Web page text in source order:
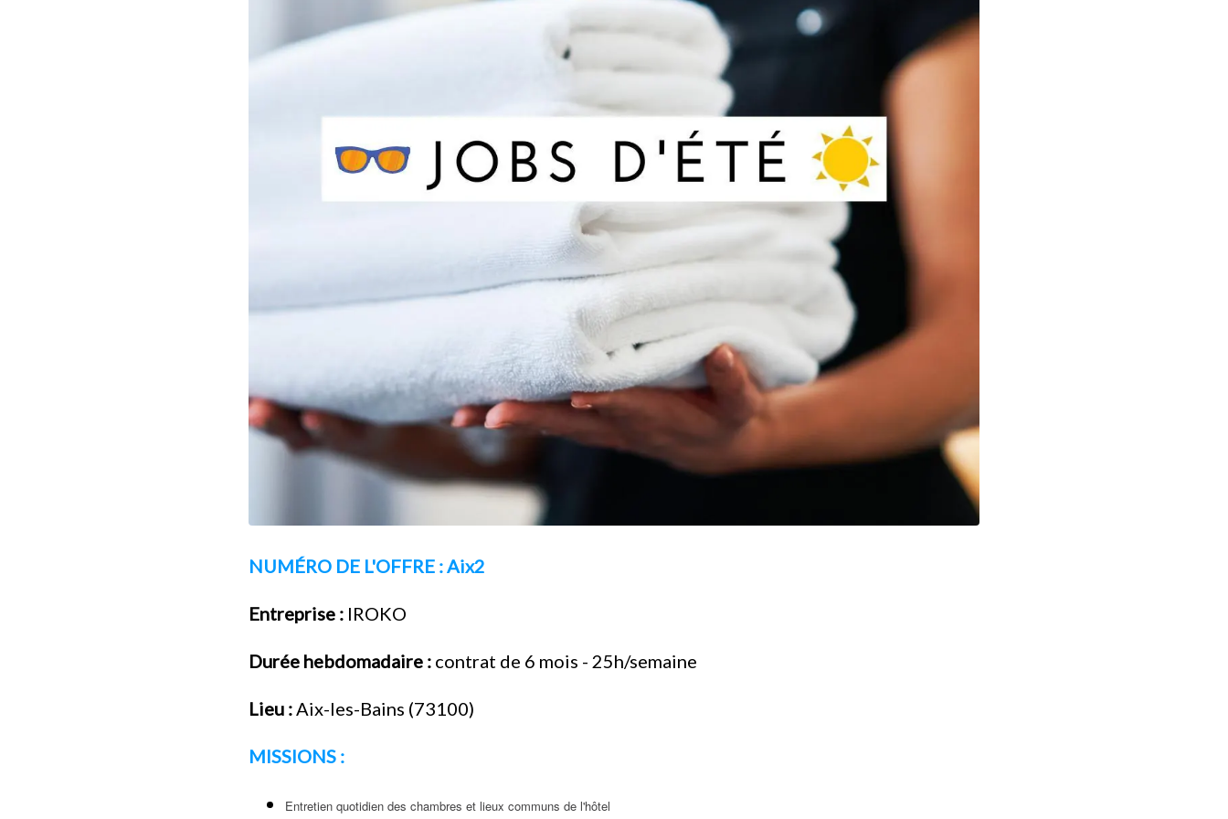
NUMÉRO DE L'OFFRE : Aix2
Entreprise : IROKO
Durée hebdomadaire : contrat de 6 mois - 25h/semaine
Lieu :Aix-les-Bains (73100)
MISSIONS :
Entretien quotidien des chambres et lieux communs de l'hôtel